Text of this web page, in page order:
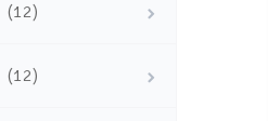
(12)
(12)